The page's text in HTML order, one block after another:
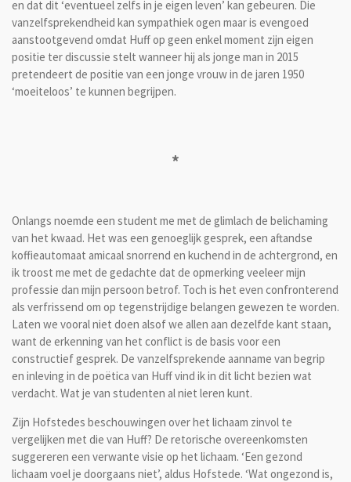
en dat dit ‘eventueel zelfs in je eigen leven’ kan gebeuren. Die
vanzelfsprekendheid kan sympathiek ogen maar is evengoed
aanstootgevend omdat Huff op geen enkel moment zijn eigen
positie ter discussie stelt wanneer hij als jonge man in 2015
pretendeert de positie van een jonge vrouw in de jaren 1950
‘moeiteloos’ te kunnen begrijpen.
*
Onlangs noemde een student me met de glimlach de belichaming
van het kwaad. Het was een genoeglijk gesprek, een aftandse
koffieautomaat amicaal snorrend en kuchend in de achtergrond, en
ik troost me met de gedachte dat de opmerking veeleer mijn
professie dan mijn persoon betrof. Toch is het even confronterend
als verfrissend om op tegenstrijdige belangen gewezen te worden.
Laten we vooral niet doen alsof we allen aan dezelfde kant staan,
want de erkenning van het conflict is de basis voor een
constructief gesprek. De vanzelfsprekende aanname van begrip
en inleving in de poëtica van Huff vind ik in dit licht bezien wat
verdacht. Wat je van studenten al niet leren kunt.
Zijn Hofstedes beschouwingen over het lichaam zinvol te
vergelijken met die van Huff? De retorische overeenkomsten
suggereren een verwante visie op het lichaam. ‘Een gezond
lichaam voel je doorgaans niet’, aldus Hofstede. ‘Wat ongezond is,